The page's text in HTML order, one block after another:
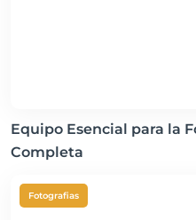
Equipo Esencial para la
Completa
Fotografias